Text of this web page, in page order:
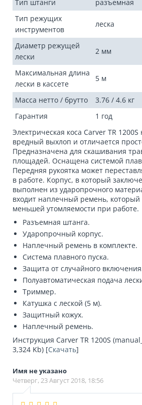
Тип штанги
разъемная
Тип режущих
инструментов
леска
Диаметр режущей
лески
2 мм
Максимальная длина
лески в кассете
5 м
Масса нетто / брутто
3.76 / 4.6 кг
Гарантия
1 год
Электрическая коса Carver TR
вредный выхлоп и отличается
Предназначена для скашивания
площадей. Оснащена системой
Передняя рукоятка может
в работе. Корпус, в который
выполнен из ударопрочного
входит наплечный ремень, который
меньшей утомляемости при работе.
Разъемная штанга.
Ударопрочный корпус.
Наплечный ремень в комплекте.
Система плавного пуска.
Защита от случайного
Полуавтоматическая подача
Триммер.
Катушка с леской (5 м).
Защитный кожух.
Наплечный ремень.
Инструкция Carver TR 1200S
3,324 Kb) [Скачать]
Имя не указано
Четверг, 23 Август 2018, 18:56